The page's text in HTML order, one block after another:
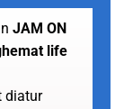
JAM ON
life
diatur